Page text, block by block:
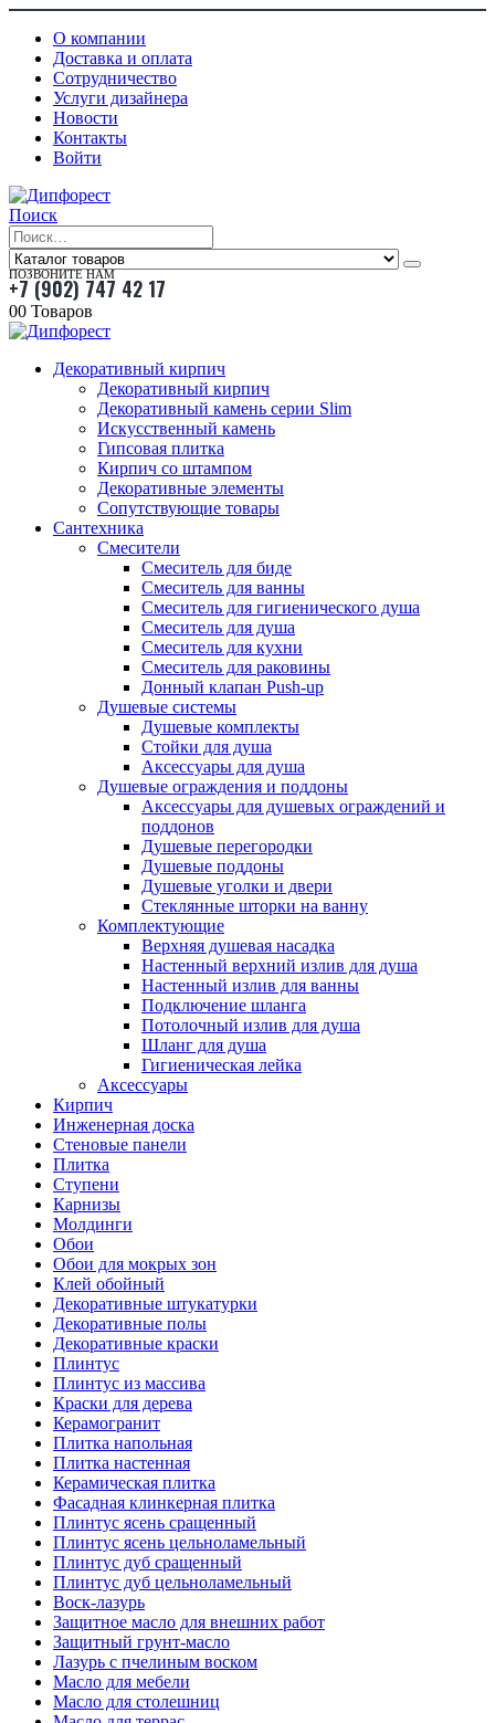
О компании
Доставка и оплата
Сотрудничество
Услуги дизайнера
Новости
Контакты
Войти
Поиск
ПОЗВОНИТЕ НАМ
+7 (902) 747 42 17
00 Товаров
Декоративный кирпич
Декоративный кирпич
Декоративный камень серии Slim
Искусственный камень
Гипсовая плитка
Кирпич со штампом
Декоративные элементы
Сопутствующие товары
Сантехника
Смесители
Смеситель для биде
Смеситель для ванны
Смеситель для гигиенического душа
Смеситель для душа
Смеситель для кухни
Смеситель для раковины
Донный клапан Push-up
Душевые системы
Душевые комплекты
Стойки для душа
Аксессуары для душа
Душевые ограждения и поддоны
Аксессуары для душевых ограждений и
поддонов
Душевые перегородки
Душевые поддоны
Душевые уголки и двери
Стеклянные шторки на ванну
Комплектующие
Верхняя душевая насадка
Настенный верхний излив для душа
Настенный излив для ванны
Подключение шланга
Потолочный излив для душа
Шланг для душа
Гигиеническая лейка
Аксессуары
Кирпич
Инженерная доска
Стеновые панели
Плитка
Ступени
Карнизы
Молдинги
Обои
Обои для мокрых зон
Клей обойный
Декоративные штукатурки
Декоративные полы
Декоративные краски
Плинтус
Плинтус из массива
Краски для дерева
Керамогранит
Плитка напольная
Плитка настенная
Керамическая плитка
Фасадная клинкерная плитка
Плинтус ясень сращенный
Плинтус ясень цельноламельный
Плинтус дуб сращенный
Плинтус дуб цельноламельный
Воск-лазурь
Защитное масло для внешних работ
Защитный грунт-масло
Лазурь с пчелиным воском
Масло для мебели
Масло для столешниц